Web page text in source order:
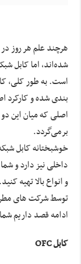
هرچند علم هر روز
شده‌اند، اما کابل
است. به طور کلی،
بندی شده و کارکرد
اصلی که میان این
برمی‌گردد.
خوشبختانه کابل
داخلی نیز دارد و
و انواع بالا تهیه
توسط شرکت های
ادامه قصد داریم شما
کابل OFC